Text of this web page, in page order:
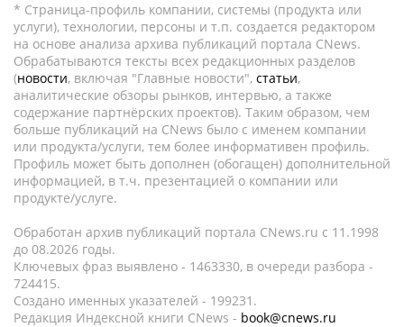
* Страница-профиль компании, системы (продукта или
услуги), технологии, персоны и т.п. создается редактором
на основе анализа архива публикаций портала CNews.
Обрабатываются тексты всех редакционных разделов
(новости, включая "Главные новости", статьи,
аналитические обзоры рынков, интервью, а также
содержание партнёрских проектов). Таким образом, чем
больше публикаций на CNews было с именем компании
или продукта/услуги, тем более информативен профиль.
Профиль может быть дополнен (обогащен) дополнительной
информацией, в т.ч. презентацией о компании или
продукте/услуге.
Обработан архив публикаций портала CNews.ru c 11.1998
до 08.2026 годы.
Ключевых фраз выявлено - 1463330, в очереди разбора -
724415.
Создано именных указателей - 199231.
Редакция Индексной книги CNews - book@cnews.ru